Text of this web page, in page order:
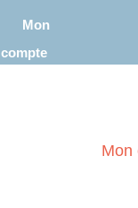
Mon
compte
Mon